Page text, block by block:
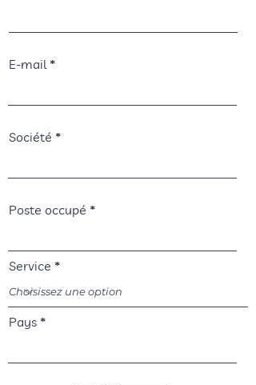
E-mail
Société
Poste occupé
Service
Pays